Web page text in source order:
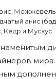
анис
Кедр и Мускус.
мира.